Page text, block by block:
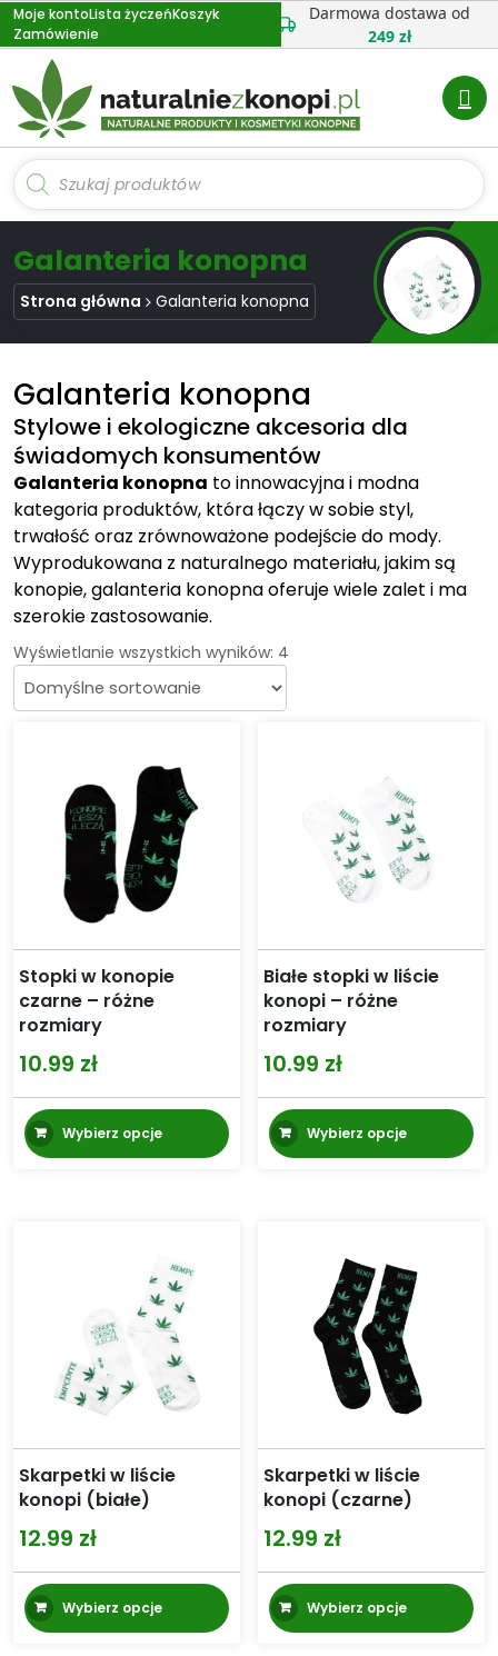
Przejdź
do
treści
Moje kontoLista życzeńKoszyk
Zamówienie
Darmowa dostawa od
249 zł
Wyszukiwarka
produktów
Galanteria konopna
Strona główna Galanteria konopna
Galanteria konopna
Stylowe i ekologiczne akcesoria dla
świadomych konsumentów
Galanteria konopna to innowacyjna i modna
kategoria produktów, która łączy w sobie styl,
trwałość oraz zrównoważone podejście do mody.
Wyprodukowana z naturalnego materiału, jakim są
konopie, galanteria konopna oferuje wiele zalet i ma
szerokie zastosowanie.
Wyświetlanie wszystkich wyników: 4
Stopki w konopie
czarne – różne
rozmiary
10.99 zł
Wybierz opcje
Ten
produkt
Białe stopki w liście
konopi – różne
rozmiary
10.99 zł
Wybierz opcje
Skarpetki w liście
konopi (białe)
12.99 zł
Wybierz opcje
Ten
produkt
Skarpetki w liście
konopi (czarne)
12.99 zł
Wybierz opcje